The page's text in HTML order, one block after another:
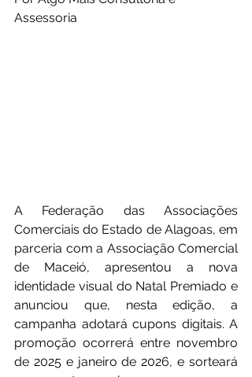
Assessoria
A Federação das Associações
Comerciais do Estado de Alagoas, em
parceria com a Associação Comercial
de Maceió, apresentou a nova
identidade visual do Natal Premiado e
anunciou que, nesta edição, a
campanha adotará cupons digitais. A
promoção ocorrerá entre novembro
de 2025 e janeiro de 2026, e sorteará